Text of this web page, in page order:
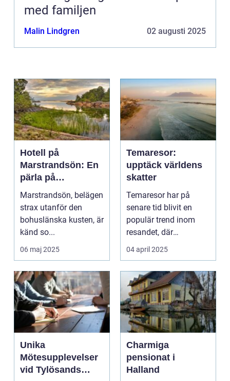
med familjen
Malin Lindgren 02 augusti 2025
Hotell på
Marstrandsön: En
pärla på
västkusten
Marstrandsön, belägen
strax utanför den
bohuslänska kusten, är
känd so...
06 maj 2025
Temaresor:
upptäck världens
skatter
Temaresor har på
senare tid blivit en
populär trend inom
resandet, där
resenäre...
04 april 2025
Unika
Mötesupplevelser
vid Tylösands
Charmiga
pensionat i
Halland